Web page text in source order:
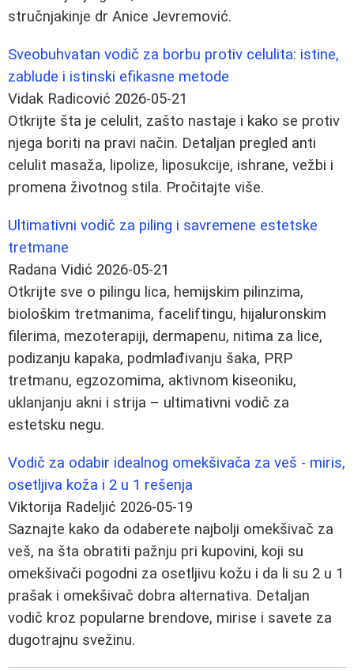
stručnjakinje dr Anice Jevremović.
Sveobuhvatan vodič za borbu protiv celulita: istine,
zablude i istinski efikasne metode
Vidak Radicović 2026-05-21
Otkrijte šta je celulit, zašto nastaje i kako se protiv
njega boriti na pravi način. Detaljan pregled anti
celulit masaža, lipolize, liposukcije, ishrane, vežbi i
promena životnog stila. Pročitajte više.
Ultimativni vodič za piling i savremene estetske
tretmane
Radana Vidić 2026-05-21
Otkrijte sve o pilingu lica, hemijskim pilinzima,
biološkim tretmanima, faceliftingu, hijaluronskim
filerima, mezoterapiji, dermapenu, nitima za lice,
podizanju kapaka, podmlađivanju šaka, PRP
tretmanu, egzozomima, aktivnom kiseoniku,
uklanjanju akni i strija – ultimativni vodič za
estetsku negu.
Vodič za odabir idealnog omekšivača za veš - miris,
osetljiva koža i 2 u 1 rešenja
Viktorija Radeljić 2026-05-19
Saznajte kako da odaberete najbolji omekšivač za
veš, na šta obratiti pažnju pri kupovini, koji su
omekšivači pogodni za osetljivu kožu i da li su 2 u 1
prašak i omekšivač dobra alternativa. Detaljan
vodič kroz popularne brendove, mirise i savete za
dugotrajnu svežinu.